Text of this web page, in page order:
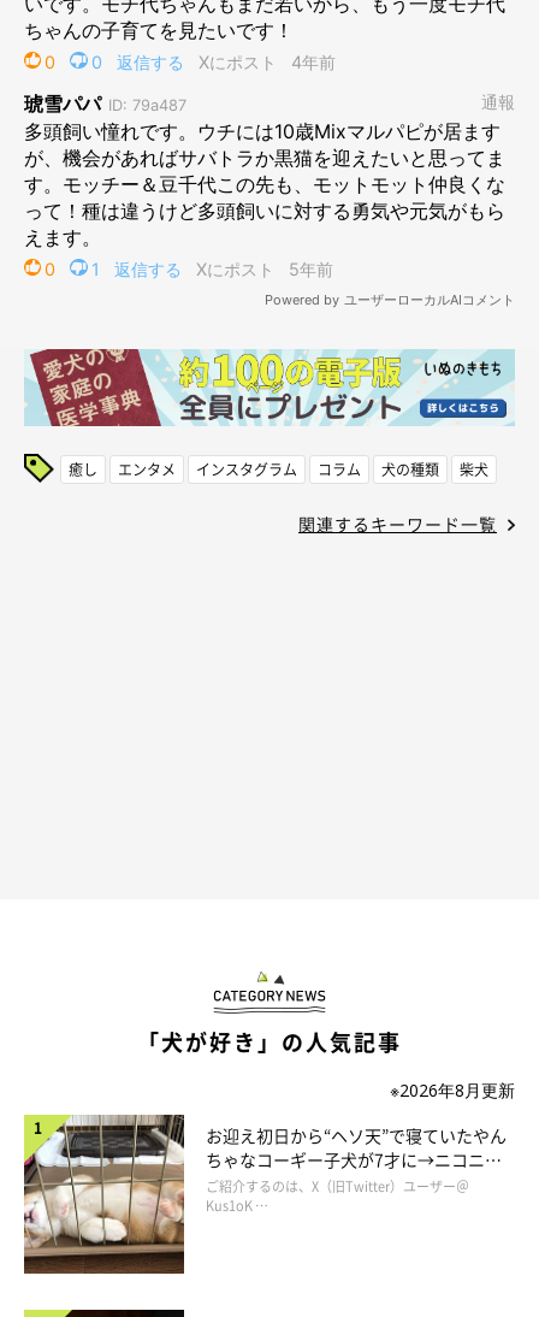
癒し エンタメ インスタグラム コラム 犬の種類 柴犬
関連するキーワード一覧
「犬が好き」の人気記事
※2026年8月更新
お迎え初日から“ヘソ天”で寝ていたやん
ちゃなコーギー子犬が7才に→ニコニ
コ“コーギースマイル”が魅力のコに成
長！
ご紹介するのは、X（旧Twitter）ユーザー＠
Kus1oK …